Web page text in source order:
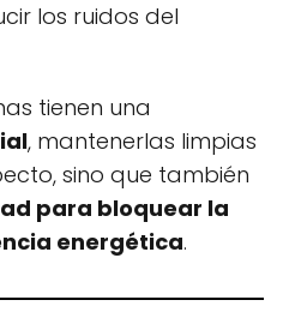
los ruidos del
tienen una
, mantenerlas limpias
sino que también
para bloquear la
energética.